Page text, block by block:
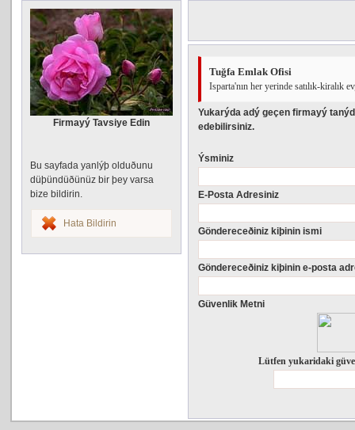
Firmayý Tavsiye Edin
Bu sayfada yanlýþ olduðunu
düþündüðünüz bir þey varsa
bize bildirin.
Hata Bildirin
Tuğfa Emlak Ofisi
Isparta'nın her yerinde satılık-kiralık
Yukarýda adý geçen firmayý
edebilirsiniz.
Ýsminiz
E-Posta Adresiniz
Göndereceðiniz kiþinin ismi
Göndereceðiniz kiþinin e-posta
Güvenlik Metni
Lütfen yukaridaki